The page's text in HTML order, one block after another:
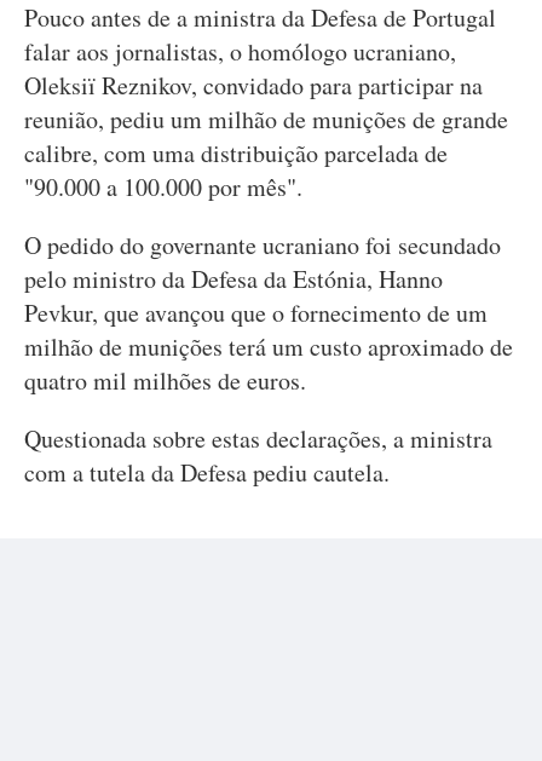
Pouco antes de a ministra da Defesa de Portugal
falar aos jornalistas, o homólogo ucraniano,
Oleksiï Reznikov, convidado para participar na
reunião, pediu um milhão de munições de grande
calibre, com uma distribuição parcelada de
"90.000 a 100.000 por mês".
O pedido do governante ucraniano foi secundado
pelo ministro da Defesa da Estónia, Hanno
Pevkur, que avançou que o fornecimento de um
milhão de munições terá um custo aproximado de
quatro mil milhões de euros.
Questionada sobre estas declarações, a ministra
com a tutela da Defesa pediu cautela.